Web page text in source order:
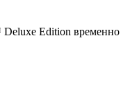
Edition временно